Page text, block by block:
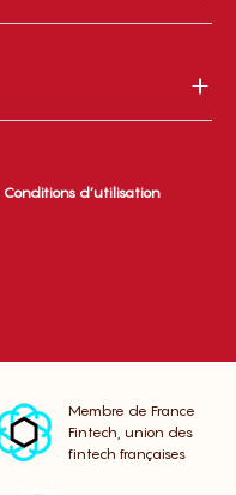
Conditions d’utilisation
Membre de France
Fintech, union des
fintech françaises